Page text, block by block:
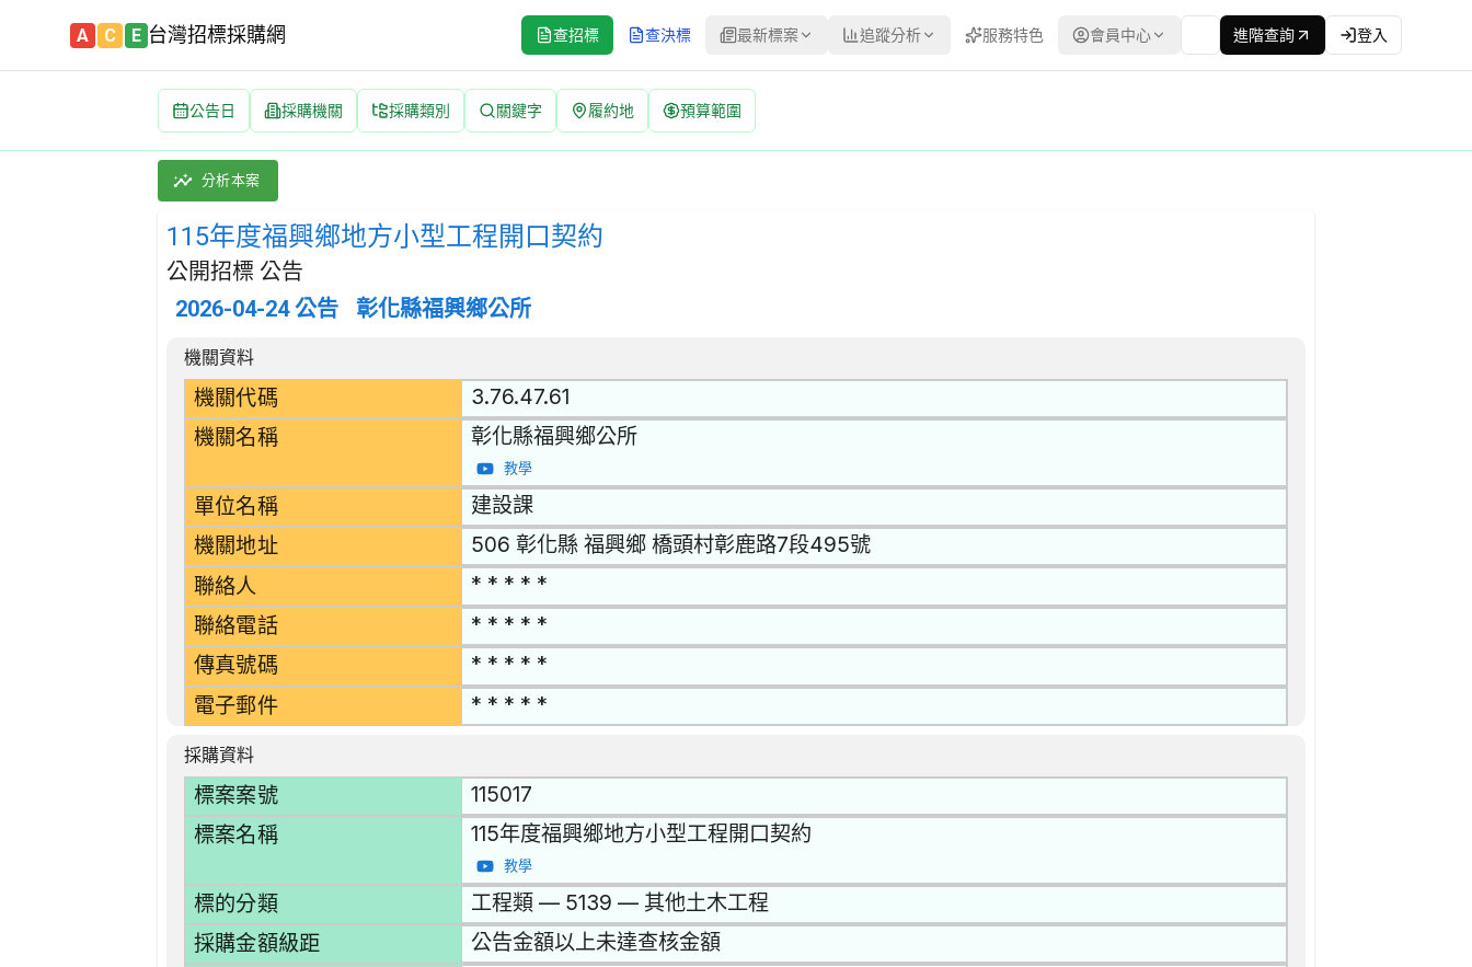
A C E 台灣招標採購網 查招標 查決標 最新標案 追蹤分析 服務特色 會員中心 進階查詢 登入
公告日 採購機關 採購類別 關鍵字 履約地 預算範圍
115年度福興鄉地方小型工程開口契約 招標公告 | 案號：115017 | 公開招標 公告
採購類別：工程類 其他土木工程 | 招標方式：公開招標 | 決標方式：最低標 | 資料來源：台灣政府電子採購網（公共工程委員會） | 更新時間：2026-04-
分析本案
115年度福興鄉地方小型工程開口契約
公開招標 公告
2026-04-24 公告 彰化縣福興鄉公所
招標公告詳細內容
機關資料
機關代碼 3.76.47.61
機關名稱 彰化縣福興鄉公所
教學
單位名稱 建設課
機關地址 506 彰化縣 福興鄉 橋頭村彰鹿路7段495號
聯絡人 * * * * *
聯絡電話 * * * * *
傳真號碼 * * * * *
電子郵件 * * * * *
採購資料
標案案號 115017
標案名稱 115年度福興鄉地方小型工程開口契約
教學
標的分類 工程類 — 5139 — 其他土木工程
採購金額級距 公告金額以上未達查核金額